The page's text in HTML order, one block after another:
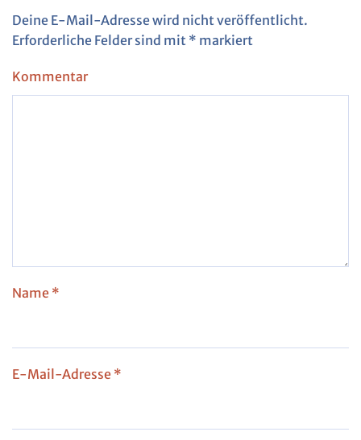
Deine E-Mail-Adresse wird nicht veröffentlicht.
Erforderliche Felder sind mit * markiert
Kommentar
Name *
E-Mail-Adresse *